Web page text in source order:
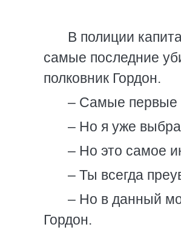
В полиции
самые последние
полковник Гордон.
– Самые первые
– Но я уже
– Но это самое
– Ты всегда
– Но в данный
Гордон.